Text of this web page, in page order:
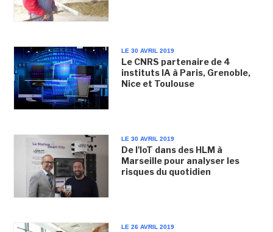
LE 30 AVRIL 2019
Le CNRS partenaire de 4
instituts IA à Paris, Grenoble,
Nice et Toulouse
LE 30 AVRIL 2019
De l'IoT dans des HLM à
Marseille pour analyser les
risques du quotidien
LE 26 AVRIL 2019